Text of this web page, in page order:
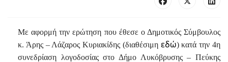
Με αφορμή την ερώτηση που έθεσε ο Δημοτικός Σύμβουλος
κ. Άρης – Λάζαρος Κυριακίδης (διαθέσιμη εδώ) κατά την 4η
συνεδρίαση λογοδοσίας στο Δήμο Λυκόβρυσης – Πεύκης